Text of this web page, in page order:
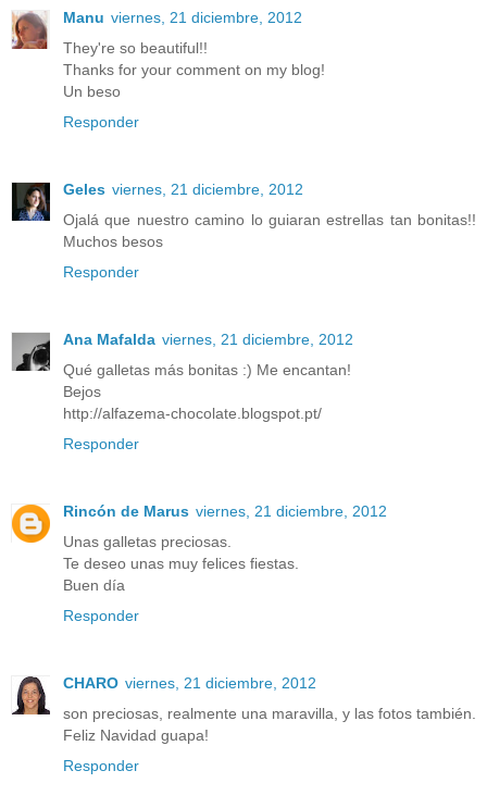
Manu viernes, 21 diciembre, 2012
They're so beautiful!!
Thanks for your comment on my blog!
Un beso
Responder
Geles viernes, 21 diciembre, 2012
Ojalá que nuestro camino lo guiaran estrellas tan bonitas!!
Muchos besos
Responder
Ana Mafalda viernes, 21 diciembre, 2012
Qué galletas más bonitas :) Me encantan!
Bejos
http://alfazema-chocolate.blogspot.pt/
Responder
Rincón de Marus viernes, 21 diciembre, 2012
Unas galletas preciosas.
Te deseo unas muy felices fiestas.
Buen día
Responder
CHARO viernes, 21 diciembre, 2012
son preciosas, realmente una maravilla, y las fotos también.
Feliz Navidad guapa!
Responder